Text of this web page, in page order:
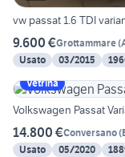
vw passat 1.6 TDI
9.600 €Grottammare(
Usato
03/2015
Vetrina
Volkswagen Passat
14.800 €Conversano(
Usato
05/2020